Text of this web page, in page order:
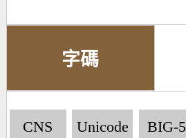
字碼
CNS Unicode BIG-5